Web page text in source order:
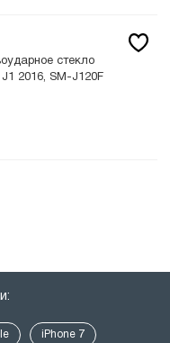
стекло
2016, SM-J120F
iPhone 7